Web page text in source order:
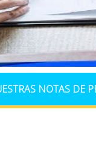
NOTAS DE